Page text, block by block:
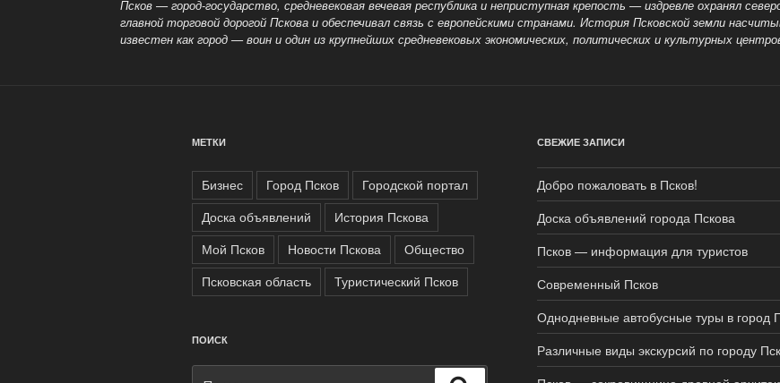
Псков — город-государство, средневековая вечевая республика и неприступная крепость — издревлеохранял
главной торговой дорогой Пскова и обеспечивал связь с европейскими странами. История Псковской земли
известен как город— воин и один из крупнейших средневековых экономических, политических и культурных
МЕТКИ
Бизнес Город Псков
Городской портал
Доска объявлений
История Пскова
Мой Псков
Новости Пскова
Общество
Псковская область
Туристический Псков
ПОИСК
СВЕЖИЕ ЗАПИСИ
Добро пожаловать в Псков!
Доска объявлений города Пскова
Псков — информация для туристов
Современный Псков
Однодневные автобусные туры в город
Различные виды экскурсий по городу